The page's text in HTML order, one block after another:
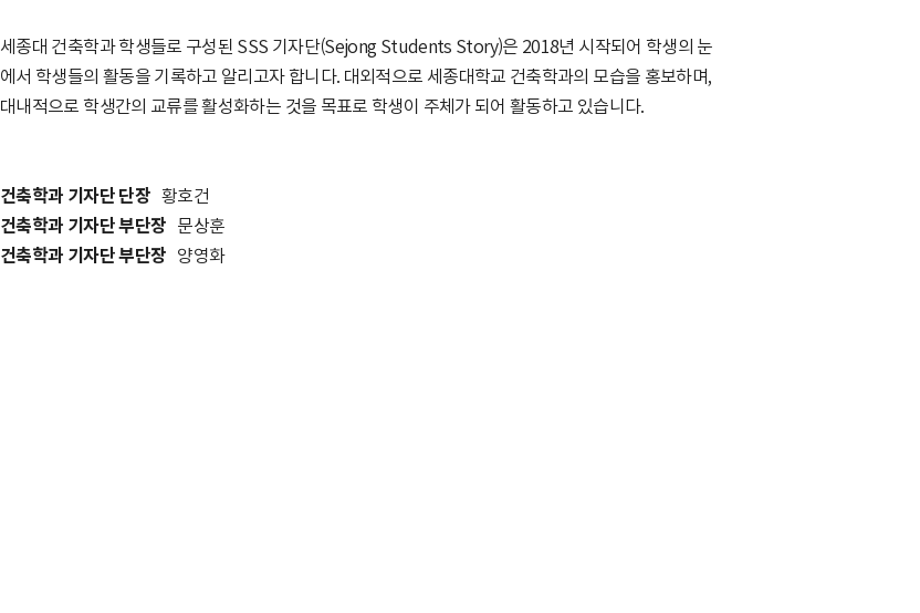
세종대 건축학과 학생들로 구성된 SSS 기자단(Sejong Students Story)은 2018년 시작되어 학생의 눈
에서 학생들의 활동을 기록하고 알리고자 합니다. 대외적으로 세종대학교 건축학과의 모습을 홍보하며,
대내적으로 학생간의 교류를 활성화하는 것을 목표로 학생이 주체가 되어 활동하고 있습니다.
건축학과 기자단 단장황호건
건축학과 기자단 부단장 문상훈
건축학과 기자단 부단장 양영화